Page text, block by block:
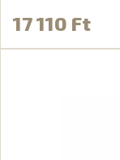
17 110 Ft